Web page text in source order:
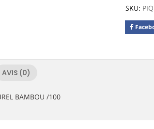
SKU:
AVIS (0)
BAMBOU /100